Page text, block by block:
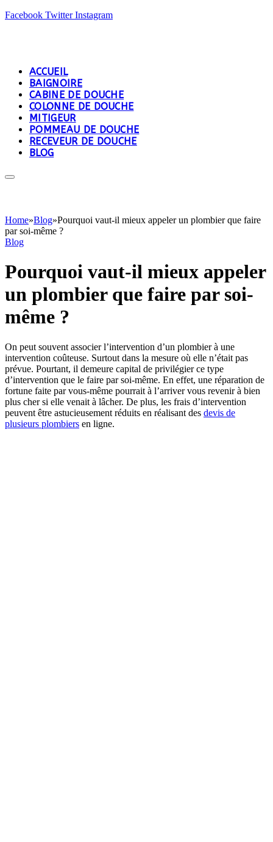
Facebook Twitter Instagram
ACCUEIL
BAIGNOIRE
CABINE DE DOUCHE
COLONNE DE DOUCHE
MITIGEUR
POMMEAU DE DOUCHE
RECEVEUR DE DOUCHE
BLOG
Home»Blog»Pourquoi vaut-il mieux appeler un plombier que faire
par soi-même ?
Blog
Pourquoi vaut-il mieux appeler
un plombier que faire par soi-
même ?
On peut souvent associer l’intervention d’un plombier à une
intervention coûteuse. Surtout dans la mesure où elle n’était pas
prévue. Pourtant, il demeure capital de privilégier ce type
d’intervention que le faire par soi-même. En effet, une réparation de
fortune faite par vous-même pourrait à l’arriver vous revenir à bien
plus cher si elle venait à lâcher. De plus, les frais d’intervention
peuvent être astucieusement réduits en réalisant des devis de
plusieurs plombiers en ligne.